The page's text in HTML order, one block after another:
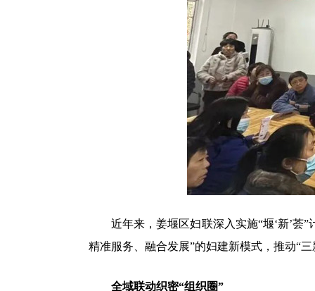
近年来，姜堰区妇联深入实施“堰‘新’荟”
精准服务、融合发展”的妇建新模式，推动“
全域联动织密“组织圈”